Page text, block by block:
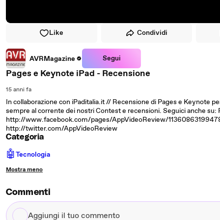
Like Condividi
AVRMagazine Segui
Pages e Keynote iPad - Recensione
15 anni fa
In collaborazione con iPaditalia.it // Recensione di Pages e Keynote
sempre al corrente dei nostri Contest e recensioni. Seguici anche su:
http://www.facebook.com/pages/AppVideoReview/
http://twitter.com/AppVideoReview
Categoria
🤖Tecnologia
Mostra meno
Commenti